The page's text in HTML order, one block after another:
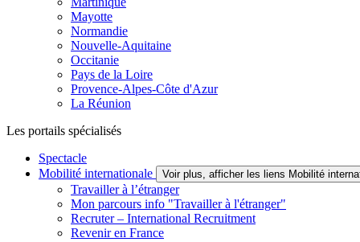
Mayotte
Normandie
Nouvelle-Aquitaine
Occitanie
Pays de la Loire
Provence-Alpes-Côte d'Azur
La Réunion
Les portails spécialisés
Spectacle
Mobilité internationale
Voir plus, afficher les liens Mobilité
Travailler à l’étranger
Mon parcours info "Travailler à l'étranger"
Recruter – International Recruitment
Revenir en France